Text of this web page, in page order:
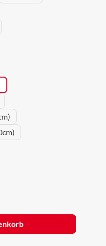
den gewünschten